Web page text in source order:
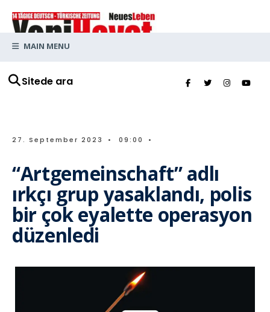
Sitede ara
MAIN MENU
27. September 2023 • 09:00 •
“Artgemeinschaft” adlı
ırkçı grup yasaklandı, polis
bir çok eyalette operasyon
düzenledi